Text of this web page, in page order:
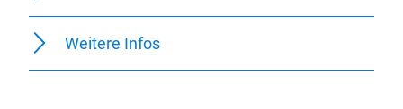
Weitere Infos